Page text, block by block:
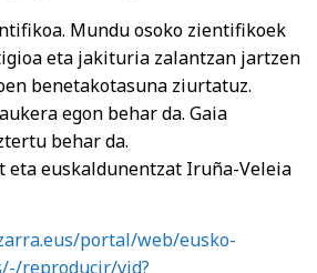
Mundu osoko zientifikoek
eta jakituria zalantzan jartzen
benetakotasuna ziurtatuz.
egon behar da. Gaia
behar da.
eta euskaldunentzat Iruña-Veleia
portal/web/eusko-
reproducir/vid?